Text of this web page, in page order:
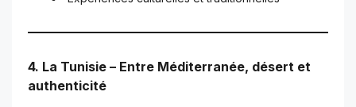
4. La Tunisie – Entre Méditerranée, désert et
authenticité